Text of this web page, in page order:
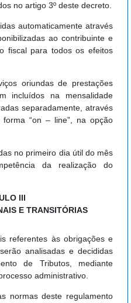
no artigo 3º deste decreto.
automaticamente através
ao contribuinte e
fiscal para todos os efeitos
oriundas de prestações
incluídos na mensalidade
separadamente, através
“on – line”, na opção
no primeiro dia útil do mês
da realização do
III
E TRANSITÓRIAS
referentes às obrigações e
analisadas e decididas
de Tributos, mediante
administrativo.
normas deste regulamento